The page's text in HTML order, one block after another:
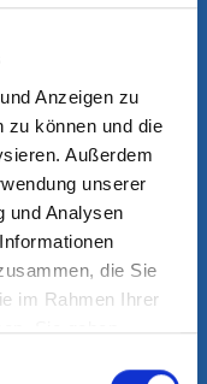
Anzeigen zu
zu können und die
Außerdem
unserer
und Analysen
die Sie
im Rahmen Ihrer
Sie geben
Beschwerden
bereit, die
telefonisch